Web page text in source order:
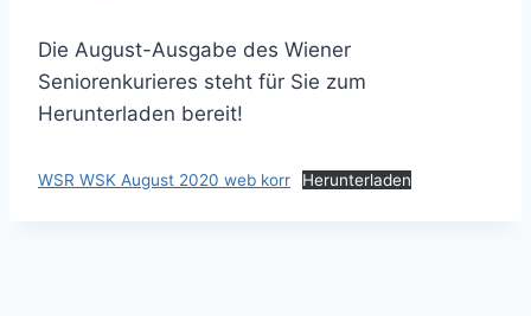
Die August-Ausgabe des Wiener
Seniorenkurieres steht für Sie zum
Herunterladen bereit!
WSR WSK August 2020 web korr Herunterladen